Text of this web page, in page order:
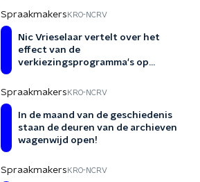
Spraakmakers KRO-NCRV
Nic Vrieselaar vertelt over het
effect van de
verkiezingsprogramma's op
Spraakmakers KRO-NCRV
In de maand van de geschiedenis
staan de deuren van de archieven
wagenwijd open!
Spraakmakers KRO-NCRV